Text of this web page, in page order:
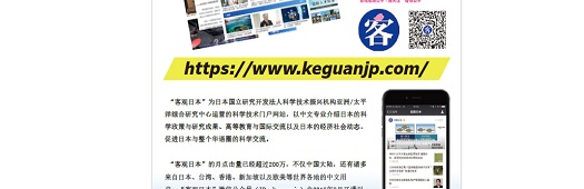
100万倍的新技术
经济・社会
【AI法下篇】如何应对AI的不可控性——中
央大学平野晋教授专访
科学研究
日本学术会议：为保持土壤健康应采取哪些
措施？探讨土壤保护与强化的具体对策
科学研究
大阪大学开发基于水氢键网络的温度预测新